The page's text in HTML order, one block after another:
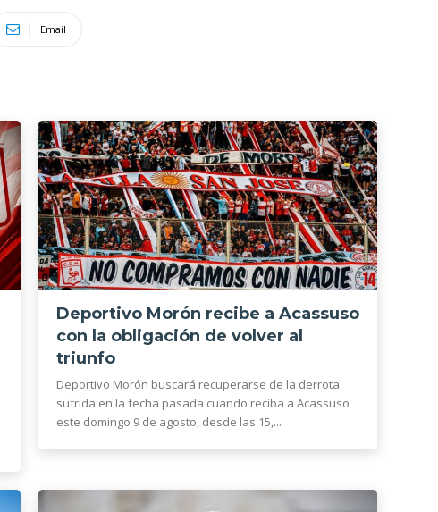
Email
Deportivo Morón recibe a Acassuso
con la obligación de volver al
triunfo
Deportivo Morón buscará recuperarse de la derrota
sufrida en la fecha pasada cuando reciba a Acassuso
este domingo 9 de agosto, desde las 15,...